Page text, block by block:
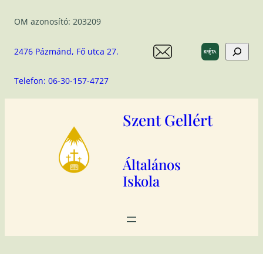
OM azonosító: 203209
2476 Pázmánd, Fő utca 27.
Telefon: 06-30-157-4727
Search
Szent Gellért
Általános
Iskola